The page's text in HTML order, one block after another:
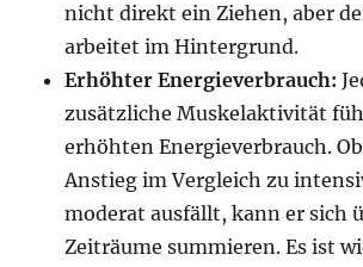
nicht direkt ein Ziehen, aber
arbeitet im Hintergrund.
Erhöhter Energieverbrauch:
zusätzliche Muskelaktivität
erhöhten Energieverbrauch.
Anstieg im Vergleich zu
moderat ausfällt, kann er sich
Zeiträume summieren. Es ist